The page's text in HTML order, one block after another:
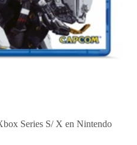
Series S/ X en Nintendo